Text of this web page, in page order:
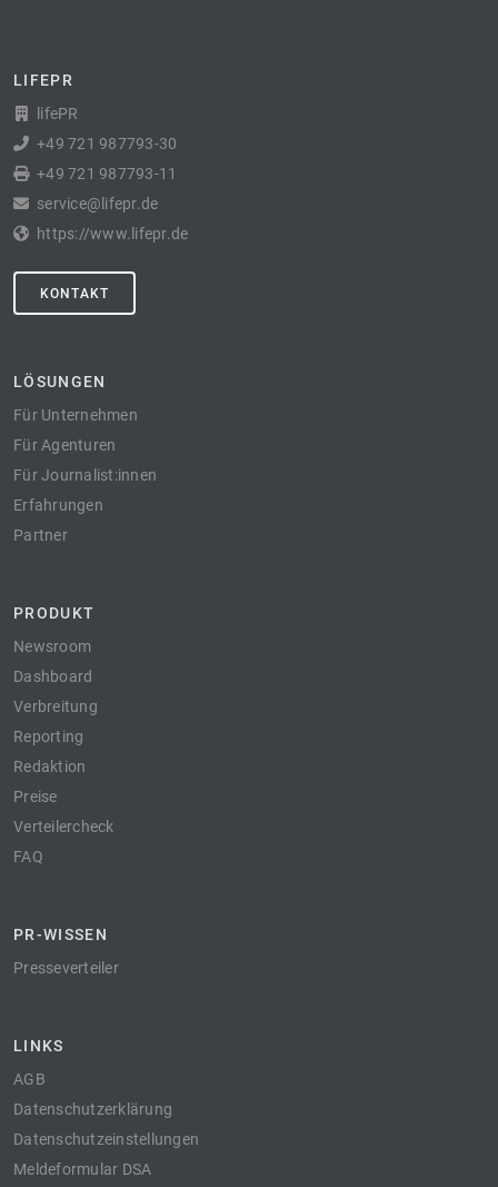
LIFEPR
lifePR
+49 721 987793-30
+49 721 987793-11
service@lifepr.de
https://www.lifepr.de
KONTAKT
LÖSUNGEN
Für Unternehmen
Für Agenturen
Für Journalist:innen
Erfahrungen
Partner
PRODUKT
Newsroom
Dashboard
Verbreitung
Reporting
Redaktion
Preise
Verteilercheck
FAQ
PR-WISSEN
Presseverteiler
LINKS
AGB
Datenschutzerklärung
Datenschutzeinstellungen
Meldeformular DSA